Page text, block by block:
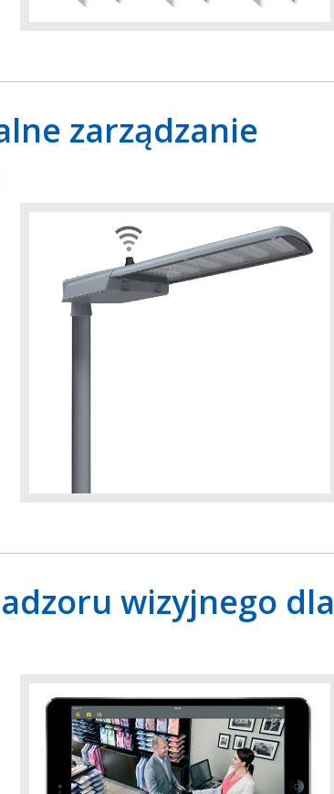
zarządzanie
wizyjnego dla